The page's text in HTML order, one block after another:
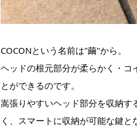
COCONという名前は"繭"から。
ヘッドの根元部分が柔らかく・
とができるのです。
嵩張りやすいヘッド部分を収納
く、スマートに収納が可能な鍵と